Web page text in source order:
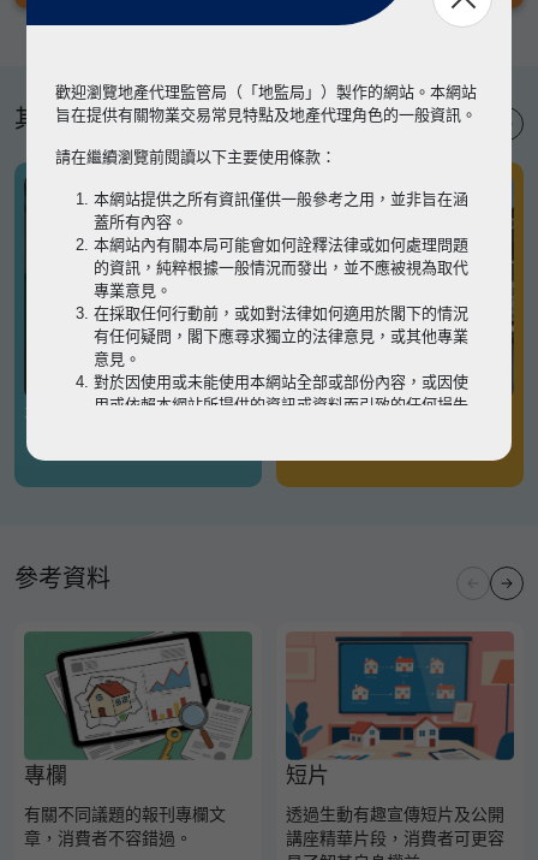
其他專題
有關凶宅
參考資料
專欄
有關不同議題的報刊專欄文
章，消費者不容錯過。
短片
透過生動有趣宣傳短片及公開
講座精華片段，消費者可更容
歡迎瀏覽地產代理監管局（「地監局」）製作的網站。本網站
旨在提供有關物業交易常見特點及地產代理角色的一般資訊。
請在繼續瀏覽前閱讀以下主要使用條款：
本網站提供之所有資訊僅供一般參考之用，並非旨在涵
蓋所有內容。
本網站內有關本局可能會如何詮釋法律或如何處理問題
的資訊，純粹根據一般情況而發出，並不應被視為取代
專業意見。
在採取任何行動前，或如對法律如何適用於閣下的情況
有任何疑問，閣下應尋求獨立的法律意見，或其他專業
意見。
對於因使用或未能使用本網站全部或部份內容，或因使
用或依賴本網站所提供的資訊或資料而引致的任何損失
瀏覽以細閱本網站使用條款的完整版本。如有任